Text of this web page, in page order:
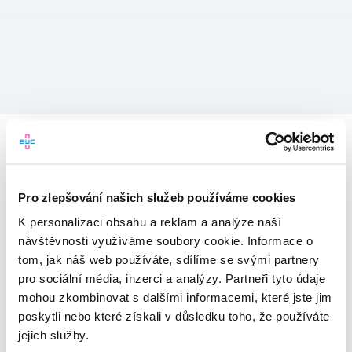
Pro zlepšování našich služeb používáme cookies
K personalizaci obsahu a reklam a analýze naší
návštěvnosti využíváme soubory cookie. Informace o
tom, jak náš web používáte, sdílíme se svými partnery
pro sociální média, inzerci a analýzy. Partneři tyto údaje
mohou zkombinovat s dalšími informacemi, které jste jim
poskytli nebo které získali v důsledku toho, že používáte
jejich služby.
Vítejte v mojeEUC